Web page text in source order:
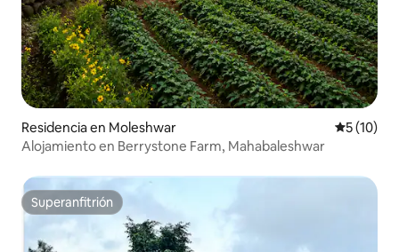
Residencia en Moleshwar
5 (10)
Alojamiento en Berrystone Farm, Mahabaleshwar
Superanfitrión
Superanfitrión